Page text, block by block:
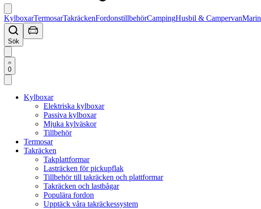
KylboxarTermosarTakräckenFordonstillbehörCampingHusbil & CampervanMarin
Sök
0
Kylboxar
Elektriska kylboxar
Passiva kylboxar
Mjuka kylväskor
Tillbehör
Termosar
Takräcken
Takplattformar
Lasträcken för pickupflak
Tillbehör till takräcken och plattformar
Takräcken och lastbågar
Populära fordon
Upptäck våra takräckessystem